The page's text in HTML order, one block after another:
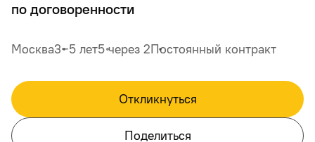
по договоренности
Москва3‒5 лет5 через 2Постоянный контракт
Откликнуться
Поделиться